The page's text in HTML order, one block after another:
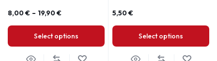
8,00€ – 19,90€
Select options
5,50€
Select options